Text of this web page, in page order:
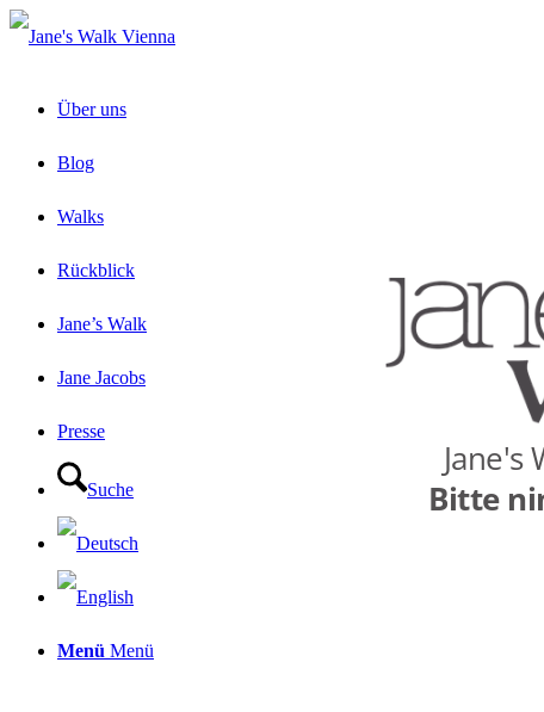
Über uns
Blog
Walks
Rückblick
Jane’s Walk
Jane Jacobs
Presse
Suche
Menü Menü